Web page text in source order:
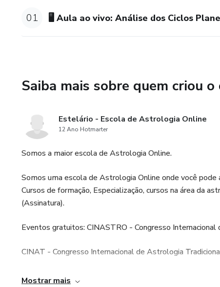
01 🖥 Aula ao vivo: Análise dos Ciclos
Saiba mais sobre quem criou
Estelário - Escola de Astrologia Online
12 Ano Hotmarter
Somos a maior escola de Astrologia Online.
Somos uma escola de Astrologia Online onde você
Cursos de formação, Especialização, cursos na área da
(Assinatura).
Eventos gratuitos: CINASTRO - Congresso
CINAT - Congresso Internacional de Astrologia
www.estelario.com.br
Mostrar mais